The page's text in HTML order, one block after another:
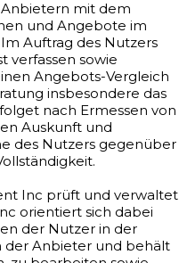
mit dem
und Angebote im
Auftrag des Nutzers
verfassen sowie
Angebots-Vergleich
insbesondere das
nach Ermessen von
Auskunft und
des Nutzers gegenüber
Inc prüft und verwaltet
orientiert sich dabei
der Nutzer in der
der Anbieter und behält